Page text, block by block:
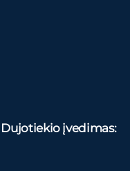
Dujotiekio įvedimas: